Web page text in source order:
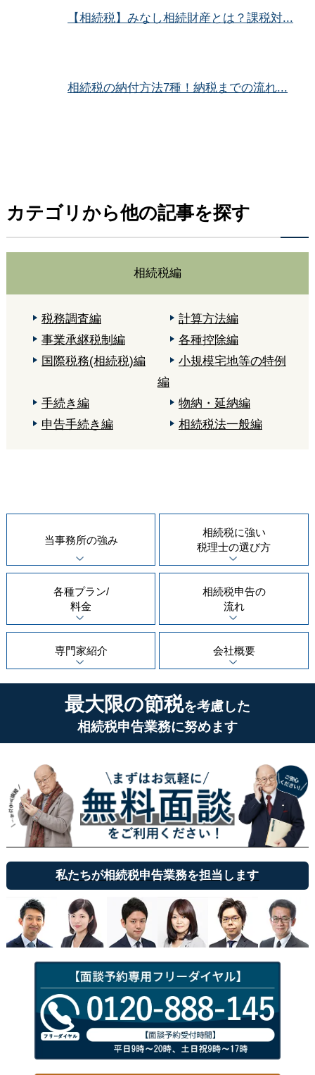
【相続税】みなし相続財産とは？課税対...
相続税の納付方法7種！納税までの流れ...
カテゴリから他の記事を探す
相続税編
税務調査編
計算方法編
事業承継税制編
各種控除編
国際税務(相続税)編
小規模宅地等の特例
編
手続き編
物納・延納編
申告手続き編
相続税法一般編
当事務所の強み
相続税に強い
税理士の選び方
各種プラン/
料金
相続税申告の
流れ
専門家紹介 会社概要
最大限の節税を考慮した
相続税申告業務に努めます
私たちが相続税申告業務を担当します